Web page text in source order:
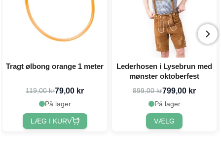
Tragt ølbong orange 1 meter
119,00 kr79,00 kr
På lager
LÆG I KURV
Lederhosen i Lysebrun med
mønster oktoberfest
899,00 kr799,00 kr
På lager
VÆLG